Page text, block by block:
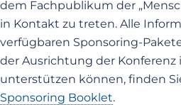
dem Fachpublikum der
in Kontakt zu treten. Alle
verfügbaren Sponsoring-
der Ausrichtung der Konferenz
unterstützen können, finden
Sponsoring Booklet.